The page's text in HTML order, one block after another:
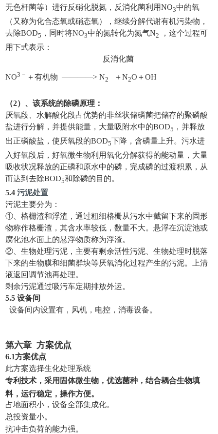
无色杆菌等）进行反硝化脱氮，反消化菌利用NO3中的氧
（又称为化合态氧或硝态氧），继续分解代谢有机污染物，
去除BOD5 ，同时将NO3中的氮转化为氮气N2
，这个过程可
用下式表示：
反消化菌
NO3－ ＋有机物 ————> N2 ＋N2O＋OH
（2）、该系统的除磷原理：
厌氧段、水解酸化段占优势的非丝状储磷菌把储存的聚磷酸
盐进行分解，并提供能量，大量吸附水中的BOD5 ，并释放
出正磷酸盐，使厌氧段的BOD5下降，含磷量上升。污水进
入好氧段后，好氧微生物利用氧化分解获得的能动量，大量
吸收状况释放的正磷和原水中的磷，完成磷的过渡积累，从
而达到去除BOD5和除磷的目的。
5.4污泥处置
污泥主要分为：
①、格栅渣和浮渣，通过粗细格栅从污水中截留下来的固形
物称作格栅渣，其含水率较低，数量不大。悬浮在沉淀池或
腐化池水面上的悬浮物质称为浮渣。
②、生物处理污泥，主要有剩余活性污泥、生物处理时脱落
下来的生物膜和细菌群块等厌氧消化过程产生的污泥。上清
液返回调节池再处理。
剩余污泥通过吸污车定期排放外运。
5.5 设备间
设备间内设置有，风机，电控，消毒设备。
第六章方案优点
6.1方案优点
此方案选择生化处理系统
专利技术，采用固体微生物，优选菌种，结合耦合生物填
料，运行稳定，操作方便。
占地面积小，设备全部集成化。
总投资量小。
抗冲击负荷的能力强。